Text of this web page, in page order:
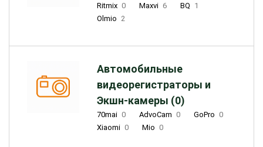
Ritmix 0 Maxvi 6 BQ 1
Olmio 2
Автомобильные
видеорегистраторы и
Экшн-камеры (0)
70mai 0 AdvoCam 0 GoPro 0
Xiaomi 0 Mio 0